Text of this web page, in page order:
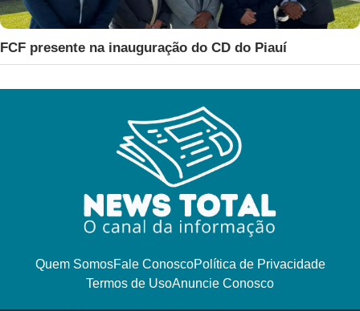
FCF presente na inauguração do CD do Piauí
Quem SomosFale ConoscoPolítica de Privacidade
Termos de UsoAnuncie Conosco